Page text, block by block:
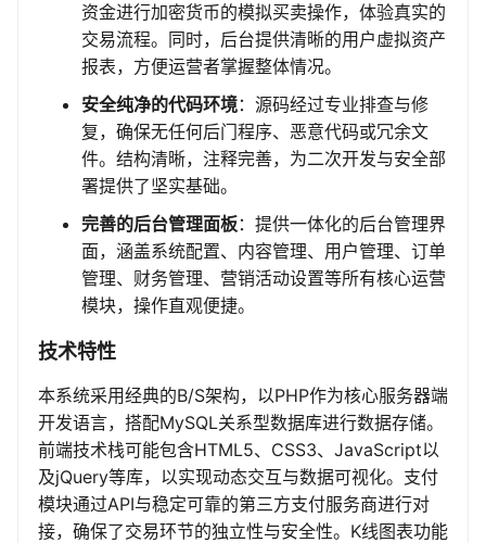
资金进行加密货币的模拟买卖操作，体验真实的
交易流程。同时，后台提供清晰的用户虚拟资产
报表，方便运营者掌握整体情况。
安全纯净的代码环境：源码经过专业排查与修
复，确保无任何后门程序、恶意代码或冗余文
件。结构清晰，注释完善，为二次开发与安全部
署提供了坚实基础。
完善的后台管理面板：提供一体化的后台管理界
面，涵盖系统配置、内容管理、用户管理、订单
管理、财务管理、营销活动设置等所有核心运营
模块，操作直观便捷。
技术特性
本系统采用经典的B/S架构，以PHP作为核心服务器端
开发语言，搭配MySQL关系型数据库进行数据存储。
前端技术栈可能包含HTML5、CSS3、JavaScript以
及jQuery等库，以实现动态交互与数据可视化。支付
模块通过API与稳定可靠的第三方支付服务商进行对
接，确保了交易环节的独立性与安全性。K线图表功能